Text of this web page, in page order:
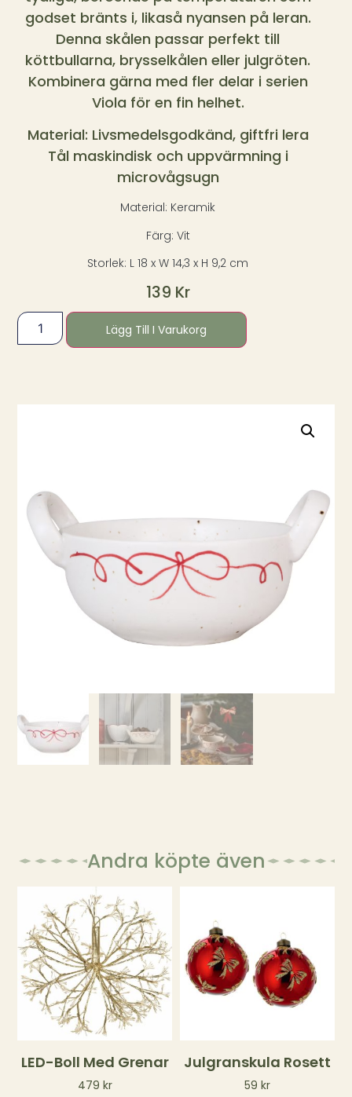
godset bränts i, likaså nyansen på leran.
Denna skålen passar perfekt till
köttbullarna, brysselkålen eller julgröten.
Kombinera gärna med fler delar i serien
Viola för en fin helhet.
Material: Livsmedelsgodkänd, giftfri lera
Tål maskindisk och uppvärmning i
microvågsugn
Material: Keramik
Färg: Vit
Storlek: L 18 x W 14,3 x H 9,2 cm
139 Kr
Lägg Till I Varukorg
Andra köpte även
LED-Boll Med Grenar
479 kr
Julgranskula Rosett
59 kr